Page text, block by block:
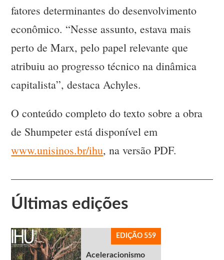
fatores determinantes do desenvolvimento
econômico. “Nesse assunto, estava mais
perto de Marx, pelo papel relevante que
atribuiu ao progresso técnico na dinâmica
capitalista”, destaca Achyles.
O conteúdo completo do texto sobre a obra
de Shumpeter está disponível em
www.unisinos.br/ihu, na versão PDF.
Últimas edições
EDIÇÃO 559
Aceleracionismo